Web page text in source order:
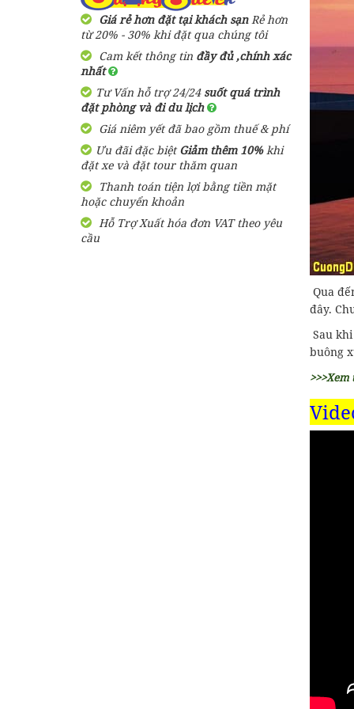
Phú Quốc [ KẾT HỢP
THĂM QUAN NAM ĐẢO ]
Giá từ: 350,000 đ
1 Ngày
Tour 2 Đảo : Hòn Móng
Quốc
Giá từ: 480,000 đ
1 Ngày
Giá rẻ hơn đặt tại khách sạnRẻ hơn
từ 20% - 30% khi đặt qua chúng tôi
Cam kết thông tin đầy đủ ,chính xác
nhất
Tư Vấn hỗ trợ 24/24 suốt quá trình
đặt phòng và đi du lịch
Giá niêm yết đã bao gồm thuế & phí
Ưu đãi đặc biệtGiảm thêm 10%khi
đặt xe và đặt tour thăm quan
Thanh toán tiện lợi bằng tiền mặt
hoặc chuyển khoản
Hỗ Trợ Xuất hóa đơn VAT theo yêu
cầu
Qua
đây.
Sau
buông
>>>Xem